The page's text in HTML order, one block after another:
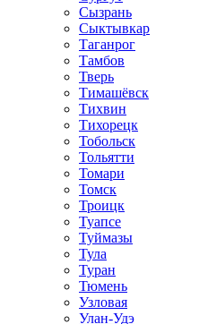
Сызрань
Сыктывкар
Таганрог
Тамбов
Тверь
Тимашёвск
Тихвин
Тихорецк
Тобольск
Тольятти
Томари
Томск
Троицк
Туапсе
Туймазы
Тула
Туран
Тюмень
Узловая
Улан-Удэ